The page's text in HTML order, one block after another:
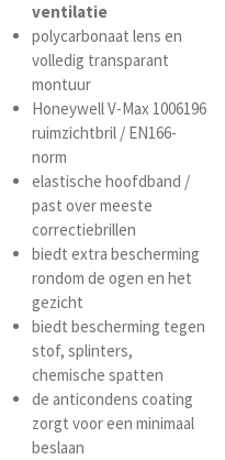
ventilatie
polycarbonaat lens en
volledig transparant
montuur
Honeywell V-Max 1006196
ruimzichtbril / EN166-
norm
elastische hoofdband /
past over meeste
correctiebrillen
biedt extra bescherming
rondom de ogen en het
gezicht
biedt bescherming tegen
stof, splinters,
chemische spatten
de anticondens coating
zorgt voor een minimaal
beslaan